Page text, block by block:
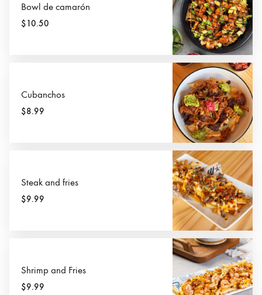
Bowl de camarón
$10.50
Cubanchos
$8.99
Steak and fries
$9.99
Shrimp and Fries
$9.99